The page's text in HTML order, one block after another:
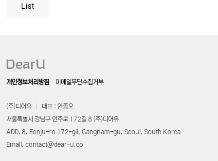
List
개인정보처리방침 이메일무단수집거부
(주)디어유
대표 : 안종오
서울특별시 강남구 언주로 172길 8 (주)디어유
ADD. 8, Eonju-ro 172-gil, Gangnam-gu, Seoul, South Korea
Email. contact@dear-u.co